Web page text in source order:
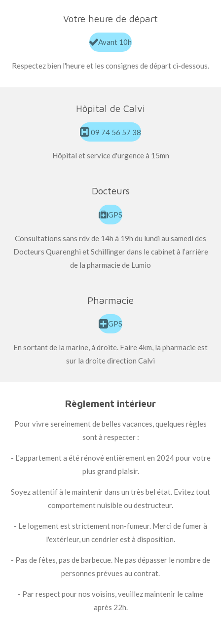
Votre heure de départ
Avant 10h
Respectez bien l'heure et les consignes de départ ci-dessous.
Hôpital de Calvi
09 74 56 57 38
Hôpital et service d'urgence à 15mn
Docteurs
GPS
Consultations sans rdv de 14h à 19h du lundi au samedi des
Docteurs Quarenghi et Schillinger dans le cabinet à l’arrière
de la pharmacie de Lumio
Pharmacie
GPS
En sortant de la marine, à droite. Faire 4km, la pharmacie est
sur la droite direction Calvi
Règlement intérieur
Pour vivre sereinement de belles vacances, quelques règles
sont à respecter :
- L'appartement a été rénové entièrement en 2024 pour votre
plus grand plaisir.
Soyez attentif à le maintenir dans un très bel état. Evitez tout
comportement nuisible ou destructeur.
- Le logement est strictement non-fumeur. Merci de fumer à
l'extérieur, un cendrier est à disposition.
- Pas de fêtes, pas de barbecue. Ne pas dépasser le nombre de
personnes prévues au contrat.
- Par respect pour nos voisins, veuillez maintenir le calme
après 22h.